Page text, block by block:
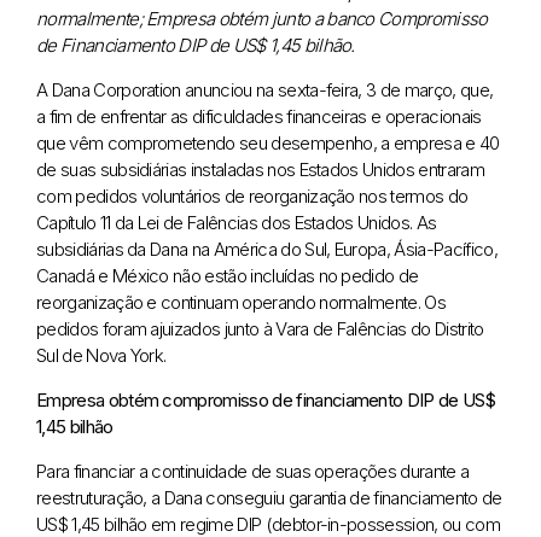
normalmente; Empresa obtém junto a banco Compromisso
de Financiamento DIP de US$ 1,45 bilhão.
A Dana Corporation anunciou na sexta-feira, 3 de março, que,
a fim de enfrentar as dificuldades financeiras e operacionais
que vêm comprometendo seu desempenho, a empresa e 40
de suas subsidiárias instaladas nos Estados Unidos entraram
com pedidos voluntários de reorganização nos termos do
Capítulo 11 da Lei de Falências dos Estados Unidos. As
subsidiárias da Dana na América do Sul, Europa, Ásia-Pacífico,
Canadá e México não estão incluídas no pedido de
reorganização e continuam operando normalmente. Os
pedidos foram ajuizados junto à Vara de Falências do Distrito
Sul de Nova York.
Empresa obtém compromisso de financiamento DIP de US$
1,45 bilhão
Para financiar a continuidade de suas operações durante a
reestruturação, a Dana conseguiu garantia de financiamento de
US$ 1,45 bilhão em regime DIP (debtor-in-possession, ou com